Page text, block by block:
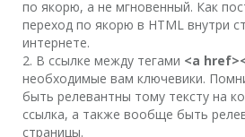
по якорю, а не мгновенный. Как
переход по якорю в HTML внутри
интернете.
2. В ссылке между тегами <a
необходимые вам ключевики.
быть релевантны тому тексту на
ссылка, а также вообще быть
страницы.